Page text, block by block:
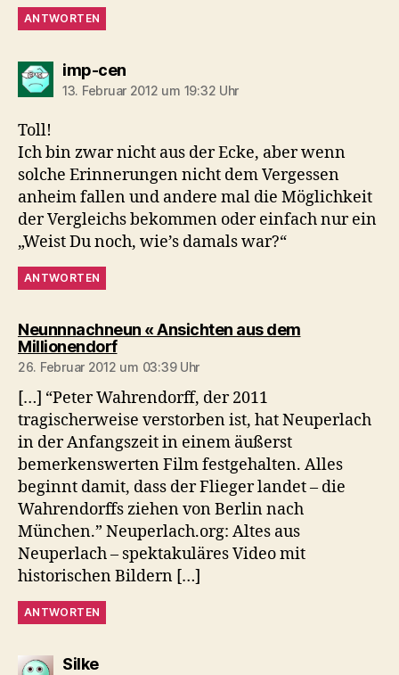
ANTWORTEN
imp-censagt:
13. Februar 2012 um 19:32 Uhr
Toll!
Ich bin zwar nicht aus der Ecke, aber wenn
solche Erinnerungen nicht dem Vergessen
anheim fallen und andere mal die Möglichkeit
der Vergleichs bekommen oder einfach nur ein
„Weist Du noch, wie’s damals war?“
ANTWORTEN
Neunnnachneun « Ansichten aus dem
Millionendorfsagt:
26. Februar 2012 um 03:39 Uhr
[…] “Peter Wahrendorff, der 2011
tragischerweise verstorben ist, hat Neuperlach
in der Anfangszeit in einem äußerst
bemerkenswerten Film festgehalten. Alles
beginnt damit, dass der Flieger landet – die
Wahrendorffs ziehen von Berlin nach
München.” Neuperlach.org: Altes aus
Neuperlach – spektakuläres Video mit
historischen Bildern […]
ANTWORTEN
Silkesagt: